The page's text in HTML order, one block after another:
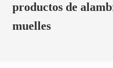
productos de
muelles